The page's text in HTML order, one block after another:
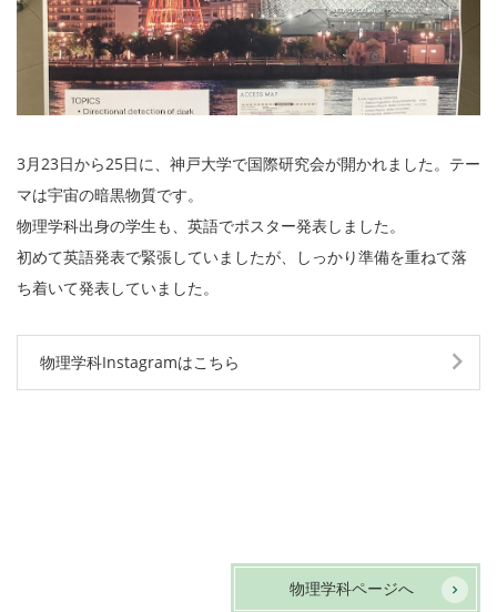
3月23日から25日に、神戸大学で国際研究会が開かれました。テー
マは宇宙の暗黒物質です。
物理学科出身の学生も、英語でポスター発表しました。
初めて英語発表で緊張していましたが、しっかり準備を重ねて落
ち着いて発表していました。
物理学科Instagramはこちら
物理学科ページへ